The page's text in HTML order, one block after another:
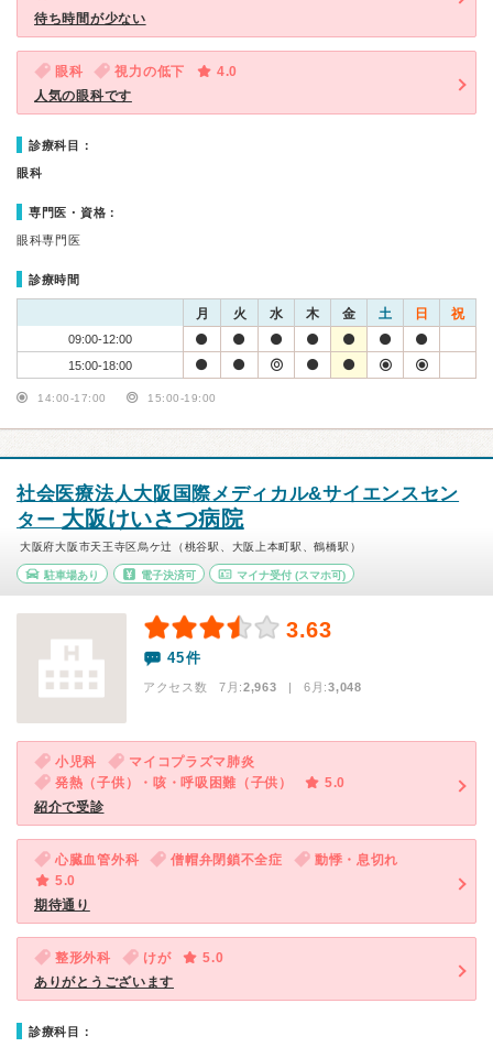
待ち時間が少ない
眼科 視力の低下
4.0
人気の眼科です
診療科目：
眼科
専門医・資格：
眼科専門医
診療時間
月 火 水 木 金 土 日 祝
09:00-12:00
15:00-18:00
14:00-17:00 15:00-19:00
社会医療法人大阪国際メディカル&サイエンスセン
ター 大阪けいさつ病院
大阪府大阪市天王寺区烏ケ辻（桃谷駅、大阪上本町駅、鶴橋駅）
駐車場あり 電子決済可 マイナ受付 (スマホ可)
3.63
45件
アクセス数 7月:2,963 | 6月:3,048
小児科
マイコプラズマ肺炎
発熱（子供）・咳・呼吸困難（子供）
5.0
紹介で受診
心臓血管外科 僧帽弁閉鎖不全症
動悸・息切れ
5.0
期待通り
整形外科 けが
5.0
ありがとうございます
診療科目：